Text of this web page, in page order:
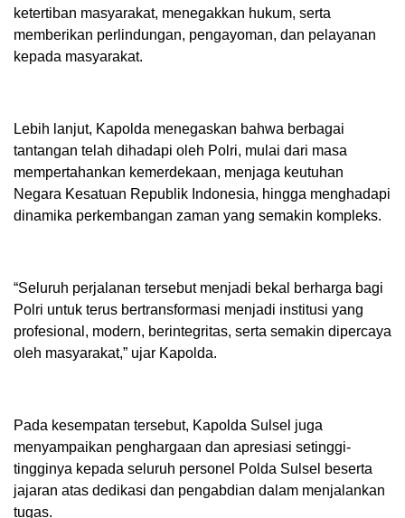
ketertiban masyarakat, menegakkan hukum, serta
memberikan perlindungan, pengayoman, dan pelayanan
kepada masyarakat.
Lebih lanjut, Kapolda menegaskan bahwa berbagai
tantangan telah dihadapi oleh Polri, mulai dari masa
mempertahankan kemerdekaan, menjaga keutuhan
Negara Kesatuan Republik Indonesia, hingga menghadapi
dinamika perkembangan zaman yang semakin kompleks.
“Seluruh perjalanan tersebut menjadi bekal berharga bagi
Polri untuk terus bertransformasi menjadi institusi yang
profesional, modern, berintegritas, serta semakin dipercaya
oleh masyarakat,” ujar Kapolda.
Pada kesempatan tersebut, Kapolda Sulsel juga
menyampaikan penghargaan dan apresiasi setinggi-
tingginya kepada seluruh personel Polda Sulsel beserta
jajaran atas dedikasi dan pengabdian dalam menjalankan
tugas.